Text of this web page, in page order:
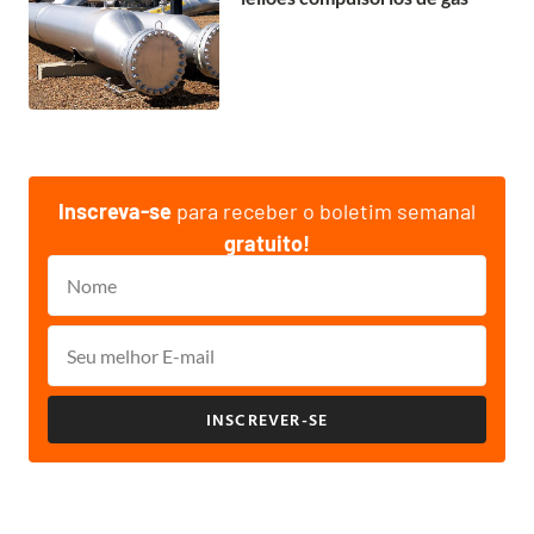
Inscreva-se para receber o boletim semanal
gratuito!
INSCREVER-SE